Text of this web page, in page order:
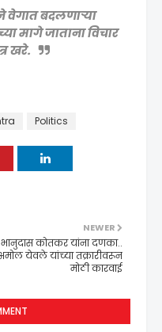
वेगात बदलणाऱ्या
मागे जाताना विचार
खरे.
Politics
NEWER
भानुदास कोतकर यांना दणका..
येवले यांच्या तक्रारीवरून
मोठी कारवाई